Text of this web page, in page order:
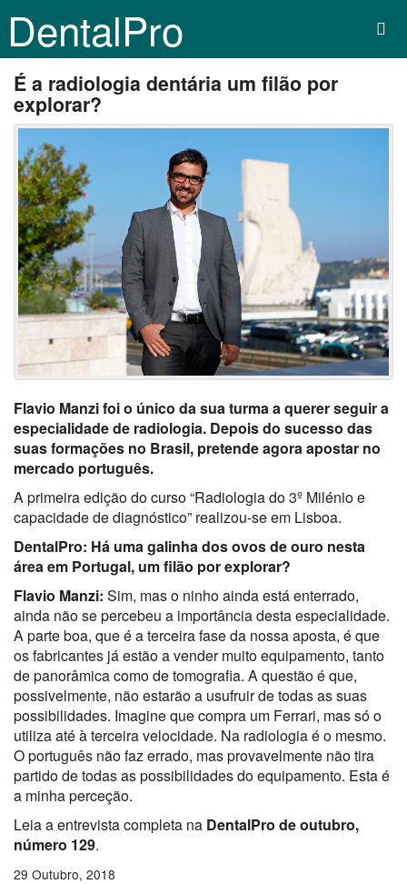
DentalPro
É a radiologia dentária um filão por
explorar?
Flavio Manzi foi o único da sua turma a querer seguir a
especialidade de radiologia. Depois do sucesso das
suas formações no Brasil, pretende agora apostar no
mercado português.
A primeira edição do curso “Radiologia do 3º Milénio e
capacidade de diagnóstico” realizou-se em Lisboa.
DentalPro: Há uma galinha dos ovos de ouro nesta
área em Portugal, um filão por explorar?
Flavio Manzi: Sim, mas o ninho ainda está enterrado,
ainda não se percebeu a importância desta especialidade.
A parte boa, que é a terceira fase da nossa aposta, é que
os fabricantes já estão a vender muito equipamento, tanto
de panorâmica como de tomografia. A questão é que,
possivelmente, não estarão a usufruir de todas as suas
possibilidades. Imagine que compra um Ferrari, mas só o
utiliza até à terceira velocidade. Na radiologia é o mesmo.
O português não faz errado, mas provavelmente não tira
partido de todas as possibilidades do equipamento. Esta é
a minha perceção.
Leia a entrevista completa na DentalPro de outubro,
número 129.
29 Outubro, 2018